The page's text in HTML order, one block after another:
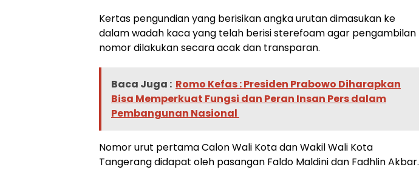
Kertas pengundian yang berisikan angka urutan dimasukan ke
dalam wadah kaca yang telah berisi sterefoam agar pengambilan
nomor dilakukan secara acak dan transparan.
Baca Juga : Romo Kefas : Presiden Prabowo Diharapkan
Bisa Memperkuat Fungsi dan Peran Insan Pers dalam
Pembangunan Nasional
Nomor urut pertama Calon Wali Kota dan Wakil Wali Kota
Tangerang didapat oleh pasangan Faldo Maldini dan Fadhlin Akbar.